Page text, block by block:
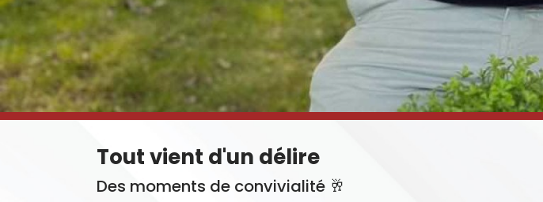
Tout vient d'un délire
Des moments de convivialité 🥂